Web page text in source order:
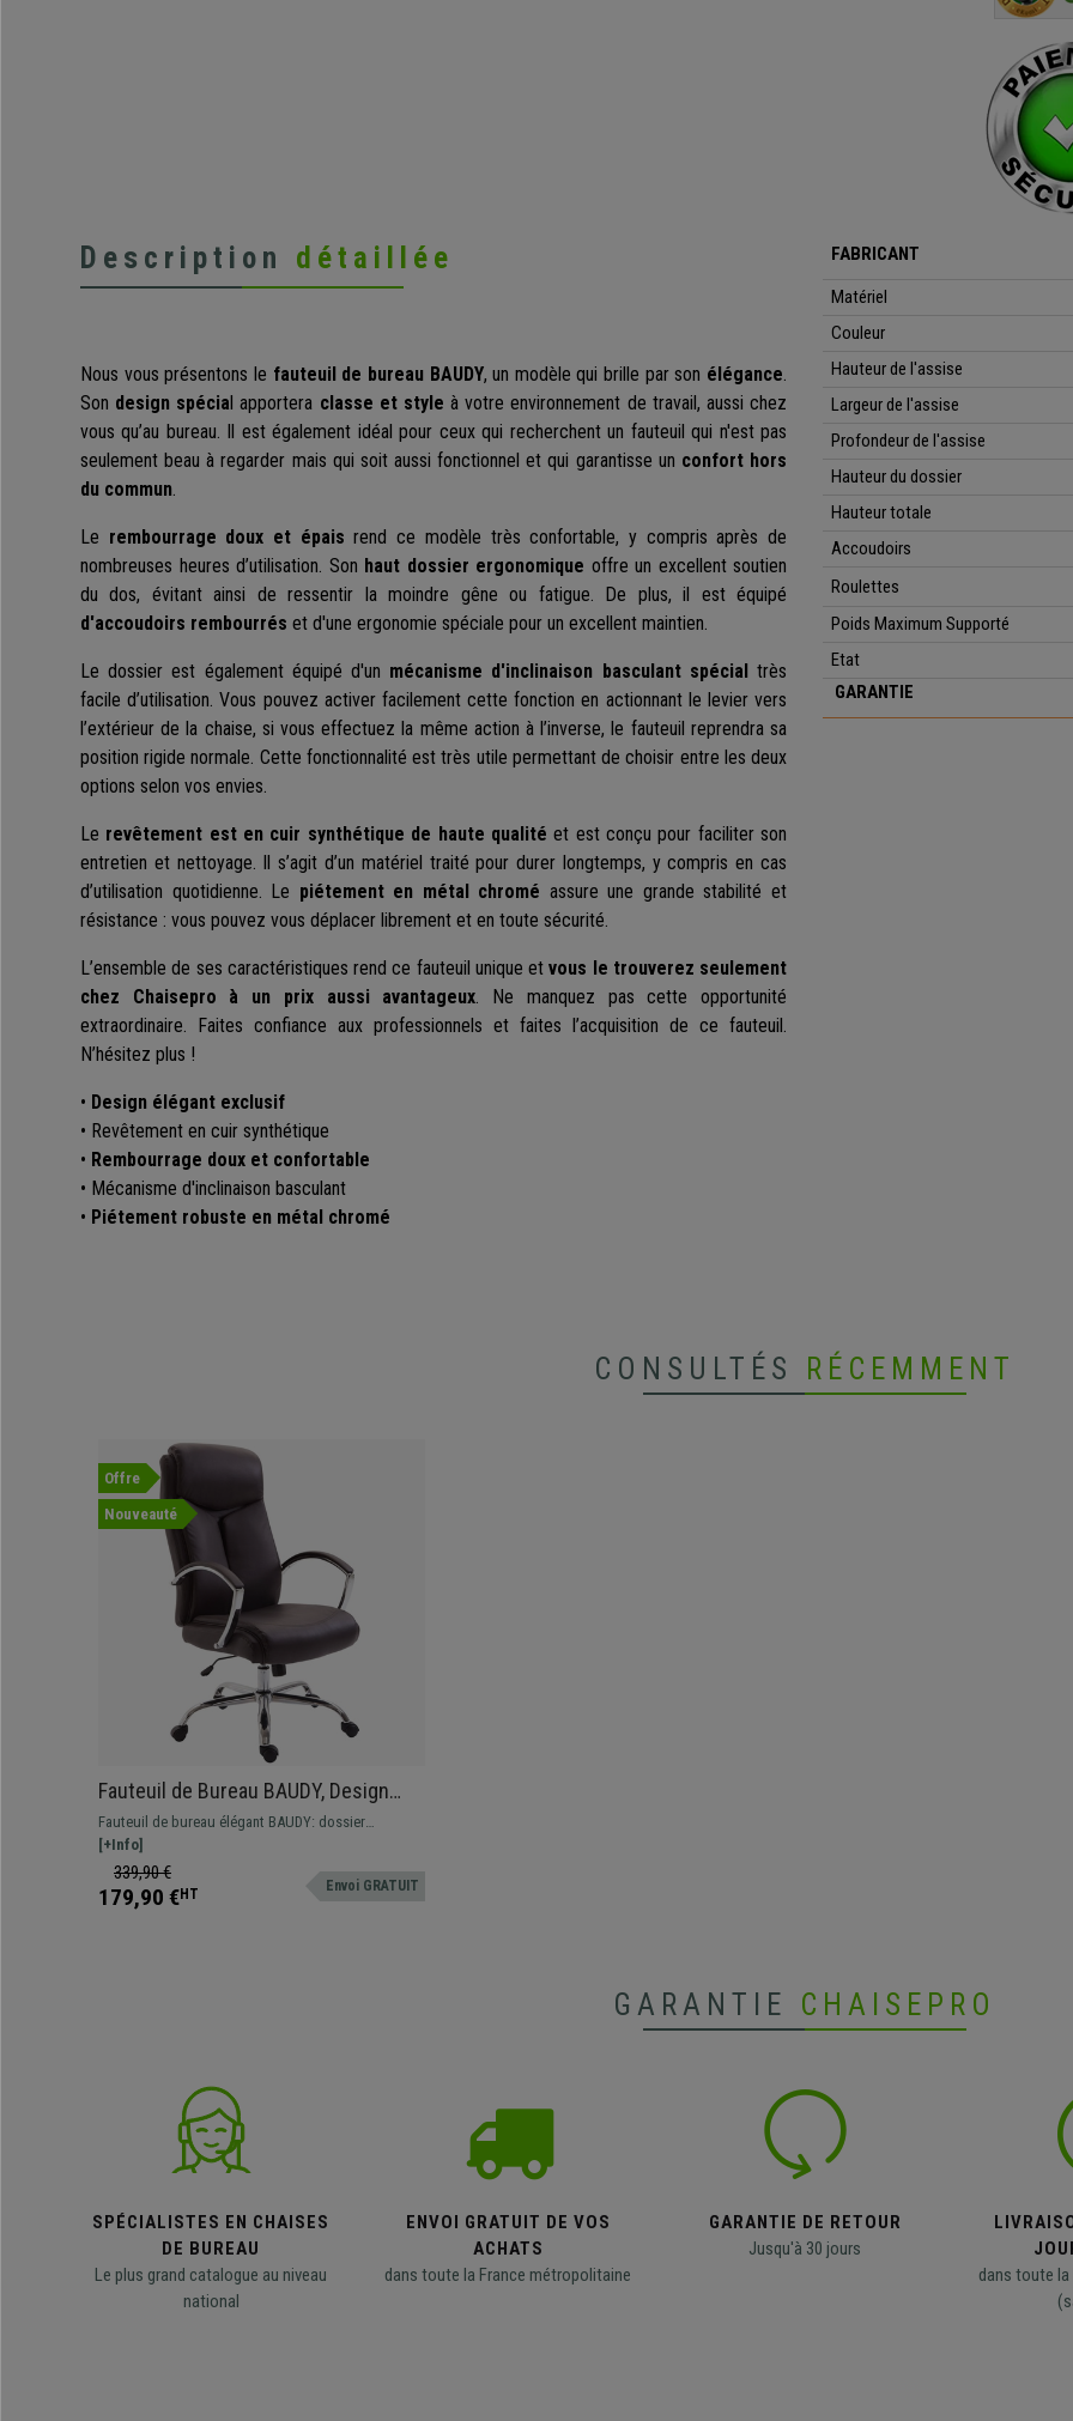
Description détaillée
Nous vous présentons le fauteuil de bureau BAUDY, un modèle qui brille par son élégance.
Son design spécial apportera classe et style à votre environnement de travail, aussi chez
vous qu’au bureau. Il est également idéal pour ceux qui recherchent un fauteuil qui n'est pas
seulement beau à regarder mais qui soit aussi fonctionnel et qui garantisse un confort hors
du commun.
Le rembourrage doux et épais rend ce modèle très confortable, y compris après de
nombreuses heures d’utilisation. Son haut dossier ergonomique offre un excellent soutien
du dos, évitant ainsi de ressentir la moindre gêne ou fatigue. De plus, il est équipé
d'accoudoirs rembourrés et d'une ergonomie spéciale pour un excellent maintien.
Le dossier est également équipé d'un mécanisme d'inclinaison basculant spécialtrès
facile d’utilisation. Vous pouvez activer facilement cette fonction en actionnant le levier vers
l’extérieur de la chaise, si vous effectuez la même action à l’inverse, le fauteuil reprendra sa
position rigide normale. Cette fonctionnalité est très utile permettant de choisir entre les deux
options selon vos envies.
Le revêtement est en cuir synthétique de haute qualité et est conçu pour faciliter son
entretien et nettoyage. Il s’agit d’un matériel traité pour durer longtemps, y compris en cas
d’utilisation quotidienne. Le piétement en métal chromé assure une grande stabilité et
résistance : vous pouvez vous déplacer librement et en toute sécurité.
L’ensemble de ses caractéristiques rend ce fauteuil unique etvous le trouverez seulement
chez Chaisepro à un prix aussi avantageux. Ne manquez pas cette opportunité
extraordinaire. Faites confiance aux professionnels et faites l’acquisition de ce fauteuil.
N’hésitez plus !
• Design élégant exclusif
• Revêtement en cuir synthétique
• Rembourrage doux et confortable
• Mécanisme d'inclinaison basculant
• Piétement robuste en métal chromé
FABRICANT
Matériel
Couleur
Hauteur de l'assise
Largeur de l'assise
Profondeur de l'assise
Hauteur du dossier
Hauteur totale
Accoudoirs
Roulettes
Poids Maximum Supporté
Etat
GARANTIE
CONSULTÉS RÉCEMMENT
Offre
Nouveauté
Fauteuil de Bureau BAUDY, Design
élégant, Dossier Basculant, cuir,
Marron
Fauteuil de bureau élégant BAUDY: dossier
inclinable, accoudoirs rembourrés, piétement en
métal, en cuir synthétique. Disponible en différentes
couleurs!
[+Info]
339,90 €
179,90 €HT Envoi GRATUIT
GARANTIE CHAISEPRO
SPÉCIALISTES EN CHAISES
DE BUREAU
Le plus grand catalogue au niveau
national
ENVOI GRATUIT DE VOS
ACHATS
dans toute la France métropolitaine
GARANTIE DE RETOUR
Jusqu'à 30 jours
dans toute